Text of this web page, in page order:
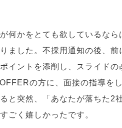
何かをとても欲しているな
ました。不採用通知の後、
イントを添削し、スライド
の方に、面接の指導を
と突然、「あなたが落ちた
ごく嬉しかったです。